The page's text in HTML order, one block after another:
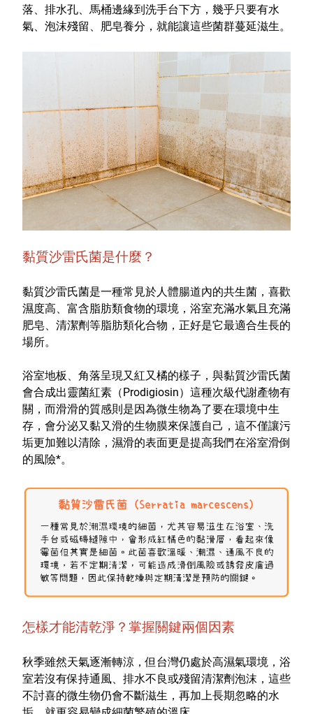
關於優品
特色服務
Facebook粉絲專頁
Line
落、排水孔、馬桶邊緣到洗手台下方，幾乎只要有水
氣、泡沫殘留、肥皂養分，就能讓這些菌群蔓延滋生。
黏質沙雷氏菌是什麼？
黏質沙雷氏菌是一種常見於人體腸道內的共生菌，喜歡
濕度高、富含脂肪類食物的環境，浴室充滿水氣且充滿
肥皂、清潔劑等脂肪類化合物，正好是它最適合生長的
場所。
浴室地板、角落呈現又紅又橘的樣子，與黏質沙雷氏菌
會合成出靈菌紅素（Prodigiosin）這種次級代謝產物有
關，而滑滑的質感則是因為微生物為了要在環境中生
存，會分泌又黏又滑的生物膜來保護自己，這不僅讓污
垢更加難以清除，濕滑的表面更是提高我們在浴室滑倒
的風險*。
怎樣才能清乾淨？掌握關鍵兩個因素
秋季雖然天氣逐漸轉涼，但台灣仍處於高濕氣環境，浴
室若沒有保持通風、排水不良或殘留清潔劑泡沫，這些
不討喜的微生物仍會不斷滋生，再加上長期忽略的水